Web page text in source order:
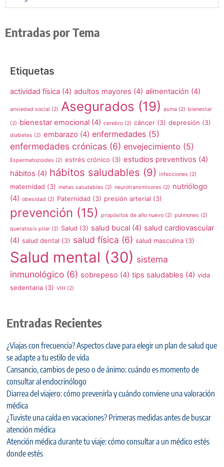
Entradas por Tema
Etiquetas
actividad física (4) adultos mayores (4) alimentación (4)
ansiedad social (2) Asegurados (19) asma (2) bienestar
(2) bienestar emocional (4) cerebro (2) cáncer (3) depresión (3)
diabetes (2) embarazo (4) enfermedades (5)
enfermedades crónicas (6) envejecimiento (5)
Espermatozoides (2) estrés crónico (3) estudios preventivos (4)
hábitos (4) hábitos saludables (9) infecciones (2)
maternidad (3) metas saludables (2) neurotransmisores (2) nutriólogo
(4) obesidad (2) Paternidad (3) presión arterial (3)
prevención (15) propósitos de año nuevo (2) pulmones (2)
queratosis pilar (2) Salud (3) salud bucal (4) salud cardiovascular
(4) salud dental (3) salud física (6) salud masculina (3)
Salud mental (30) sistema
inmunológico (6) sobrepeso (4) tips saludables (4) vida
sedentaria (3) VIH (2)
Entradas Recientes
¿Viajas con frecuencia? Aspectos clave para elegir un plan de salud que
se adapte a tu estilo de vida
Cansancio, cambios de peso o de ánimo: cuándo es momento de
consultar al endocrinólogo
Diarrea del viajero: cómo prevenirla y cuándo conviene una valoración
médica
¿Tuviste una caída en vacaciones? Primeras medidas antes de buscar
atención médica
Atención médica durante tu viaje: cómo consultar a un médico estés
donde estés